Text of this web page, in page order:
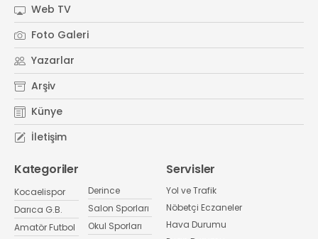
Web TV
Foto Galeri
Yazarlar
Arşiv
Künye
İletişim
Kategoriler
Kocaelispor
Darıca G.B.
Amatör Futbol
Derince
Salon Sporları
Okul Sporları
Servisler
Yol ve Trafik
Nöbetçi Eczaneler
Hava Durumu